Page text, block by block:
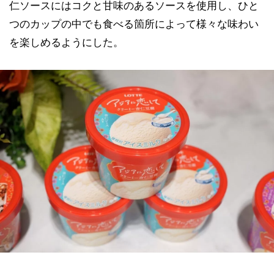
仁ソースにはコクと甘味のあるソースを使用し、ひと
つのカップの中でも食べる箇所によって様々な味わい
を楽しめるようにした。